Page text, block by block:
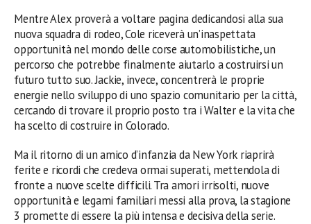
Mentre Alex proverà a voltare pagina dedicandosi alla sua
nuova squadra di rodeo, Cole riceverà un’inaspettata
opportunità nel mondo delle corse automobilistiche, un
percorso che potrebbe finalmente aiutarlo a costruirsi un
futuro tutto suo. Jackie, invece, concentrerà le proprie
energie nello sviluppo di uno spazio comunitario per la città,
cercando di trovare il proprio posto tra i Walter e la vita che
ha scelto di costruire in Colorado.
Ma il ritorno di un amico d’infanzia da New York riaprirà
ferite e ricordi che credeva ormai superati, mettendola di
fronte a nuove scelte difficili. Tra amori irrisolti, nuove
opportunità e legami familiari messi alla prova, la stagione
3 promette di essere la più intensa e decisiva della serie.